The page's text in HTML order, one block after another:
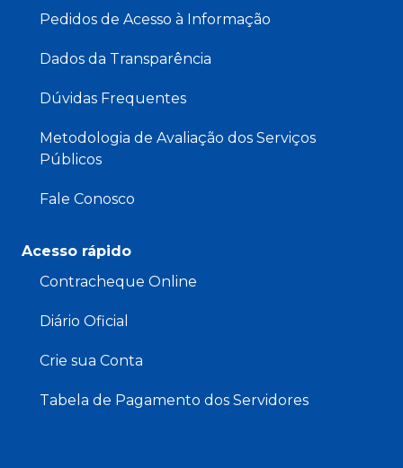
Pedidos de Acesso à Informação
Dados da Transparência
Dúvidas Frequentes
Metodologia de Avaliação dos Serviços
Públicos
Fale Conosco
Acesso rápido
Contracheque Online
Diário Oficial
Crie sua Conta
Tabela de Pagamento dos Servidores